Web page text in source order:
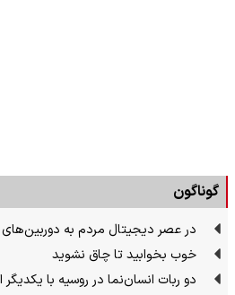
گوناگون
در عصر دیجیتال مردم به دوربین‌های
خوب بخوابید تا چاق نشوید
دو ربات انسان‌نما در روسیه با یکدیگر